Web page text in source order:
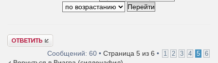
Ответить
Сообщений: 60 • Страница 5 из 6 • 1 2 3 4 5 6